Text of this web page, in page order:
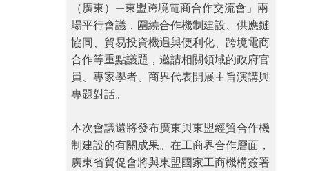
（廣東）—東盟跨境電商合作交流會」兩
場平行會議，圍繞合作機制建設、供應鏈
協同、貿易投資機遇與便利化、跨境電商
合作等重點議題，邀請相關領域的政府官
員、專家學者、商界代表開展主旨演講與
專題對話。
本次會議還將發布廣東與東盟經貿合作機
制建設的有關成果。在工商界合作層面，
廣東省貿促會將與東盟國家工商機構簽署